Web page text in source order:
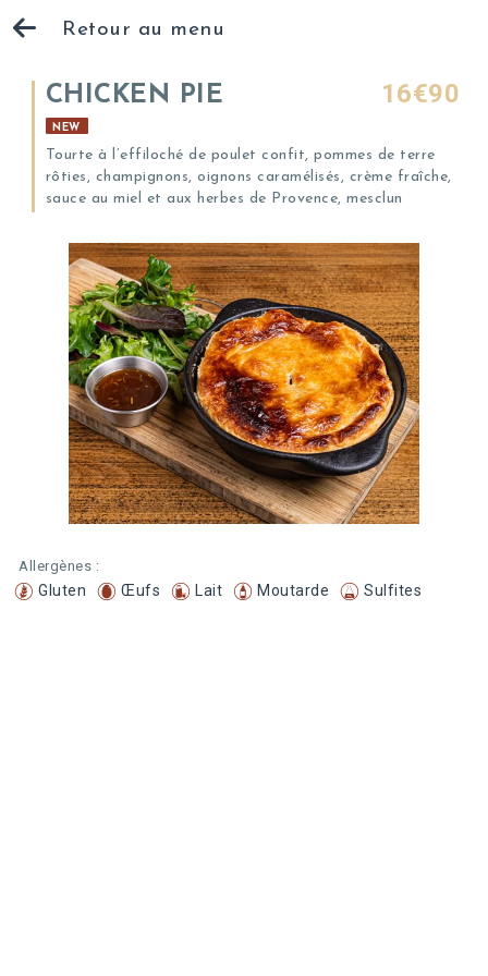
Retour au menu
CHICKEN PIE 16€90
NEW
Tourte à l’effiloché de poulet confit, pommes de terre
rôties, champignons, oignons caramélisés, crème fraîche,
sauce au miel et aux herbes de Provence, mesclun
Allergènes :
Gluten Œufs Lait Moutarde Sulfites